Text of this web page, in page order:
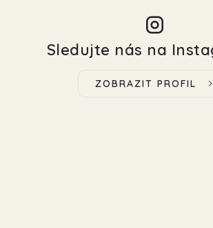
Sledujte nás na
ZOBRAZIT PROFIL